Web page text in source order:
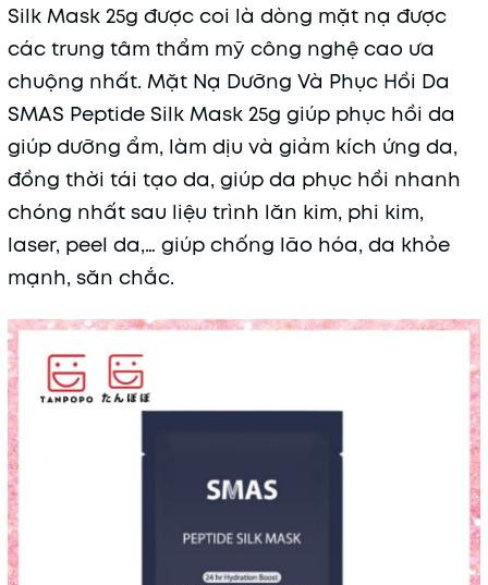
Silk Mask 25g được coi là dòng mặt nạ được
các trung tâm thẩm mỹ công nghệ cao ưa
chuộng nhất. Mặt Nạ Dưỡng Và Phục Hồi Da
SMAS Peptide Silk Mask 25g giúp phục hồi da
giúp dưỡng ẩm, làm dịu và giảm kích ứng da,
đồng thời tái tạo da, giúp da phục hồi nhanh
chóng nhất sau liệu trình lăn kim, phi kim,
laser, peel da,… giúp chống lão hóa, da khỏe
mạnh, săn chắc.